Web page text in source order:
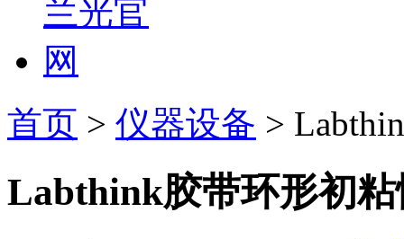
首页 > 仪器设备 >
Labthink胶带环形初